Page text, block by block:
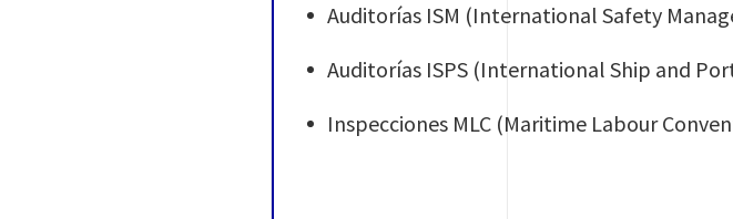
Auditorías ISM (International Safety
Auditorías ISPS (International Ship and
Inspecciones MLC (Maritime Labour